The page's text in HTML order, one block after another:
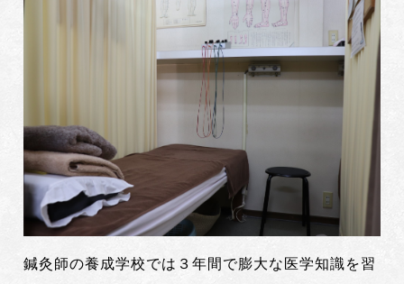
鍼灸師の養成学校では３年間で膨大な医学知識を習